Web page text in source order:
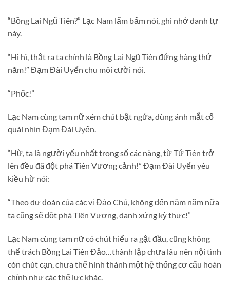
“Bồng Lai Ngũ Tiên?” Lạc Nam lẩm bẩm nói, ghi nhớ danh tự
này.
“Hì hì, thật ra ta chính là Bồng Lai Ngũ Tiên đứng hàng thứ
năm!” Đạm Đài Uyển chu môi cười nói.
“Phốc!”
Lạc Nam cùng tam nữ xém chút bật ngửa, dùng ánh mắt cổ
quái nhìn Đạm Đài Uyển.
“Hừ, ta là người yếu nhất trong số các nàng, từ Tứ Tiên trở
lên đều đã đột phá Tiên Vương cảnh!” Đạm Đài Uyển yêu
kiều hừ nói:
“Theo dự đoán của các vị Đảo Chủ, không đến năm năm nữa
ta cũng sẽ đột phá Tiên Vương, danh xứng kỳ thực!”
Lạc Nam cùng tam nữ có chút hiểu ra gật đầu, cũng không
thể trách Bồng Lai Tiên Đảo…thành lập chưa lâu nên nội tình
còn chút cạn, chưa thể hình thành một hệ thống cơ cấu hoàn
chỉnh như các thế lực khác.